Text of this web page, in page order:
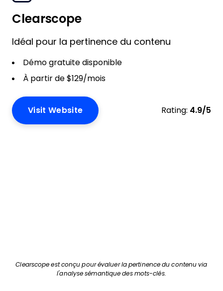
Clearscope
Idéal pour la pertinence du contenu
Démo gratuite disponible
À partir de $129/mois
Visit Website Rating: 4.9/5
Clearscope est conçu pour évaluer la pertinence du contenu via
l'analyse sémantique des mots-clés.